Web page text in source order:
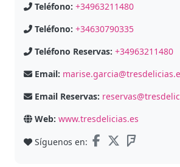
Teléfono: +34963211480
Teléfono: +34630790335
Teléfono Reservas: +34963211480
Email:
Email Reservas:
Web: www.tresdelicias.es
Síguenos en: